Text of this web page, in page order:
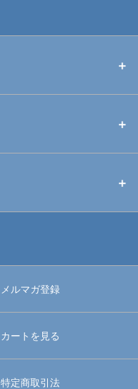
メルマガ登録
カートを見る
特定商取引法